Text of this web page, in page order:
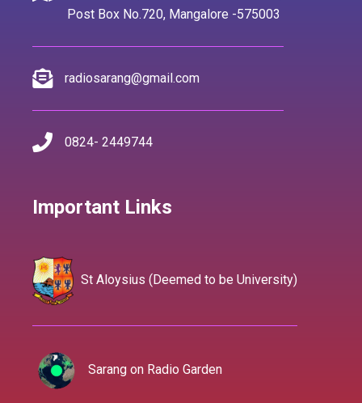
Post Box No.720, Mangalore -575003
radiosarang@gmail.com
0824- 2449744
Important Links
St Aloysius (Deemed to be University)
Sarang on Radio Garden